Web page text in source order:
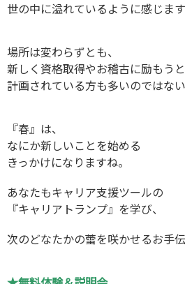
世の中に溢れているように感じます
場所は変わらずとも、
新しく資格取得やお稽古に励もうと
計画されている方も多いのではない
『春』は、
なにか新しいことを始める
きっかけになりますね。
あなたもキャリア支援ツールの
『キャリアトランプ』を学び、
次のどなたかの蕾を咲かせるお手